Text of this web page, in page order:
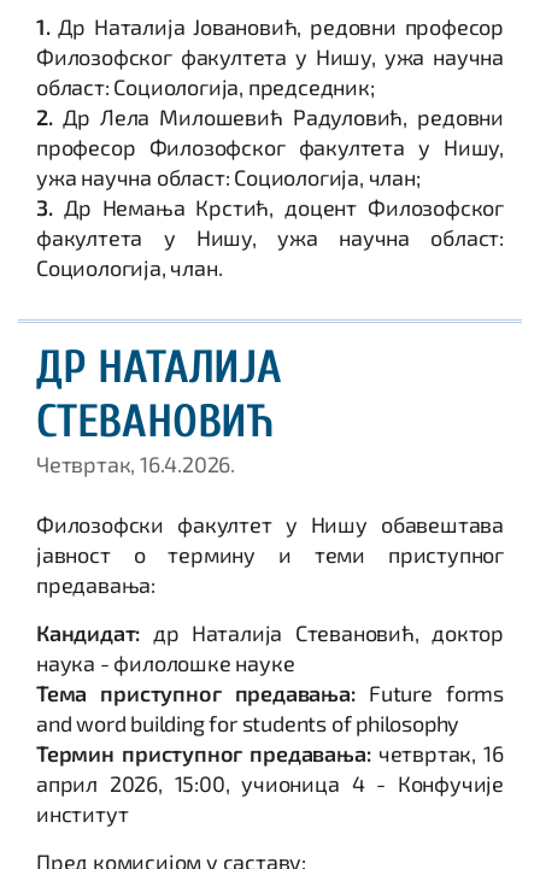
1.Др Наталија Јовановић, редовни професор
Филозофског факултета у Нишу, ужа научна
област: Социологија, председник;
2. Др Лела Милошевић Радуловић, редовни
професор Филозофског факултета у Нишу,
ужа научна област: Социологија, члан;
3. Др Немања Крстић, доцент Филозофског
факултета у Нишу, ужа научна област:
Социологија, члан.
ДР НАТАЛИЈА
СТЕВАНОВИЋ
Четвртак, 16.4.2026.
Филозофски факултет у Нишу обавештава
јавност о термину и теми приступног
предавања:
Кандидат: др Наталија Стевановић, доктор
наука - филолошке науке
Тема приступног предавања: Future forms
and word building for students of philosophy
Термин приступног предавања: четвртак, 16
април 2026, 15:00, учионица 4 - Конфучије
институт
Пред комисијом у саставу: